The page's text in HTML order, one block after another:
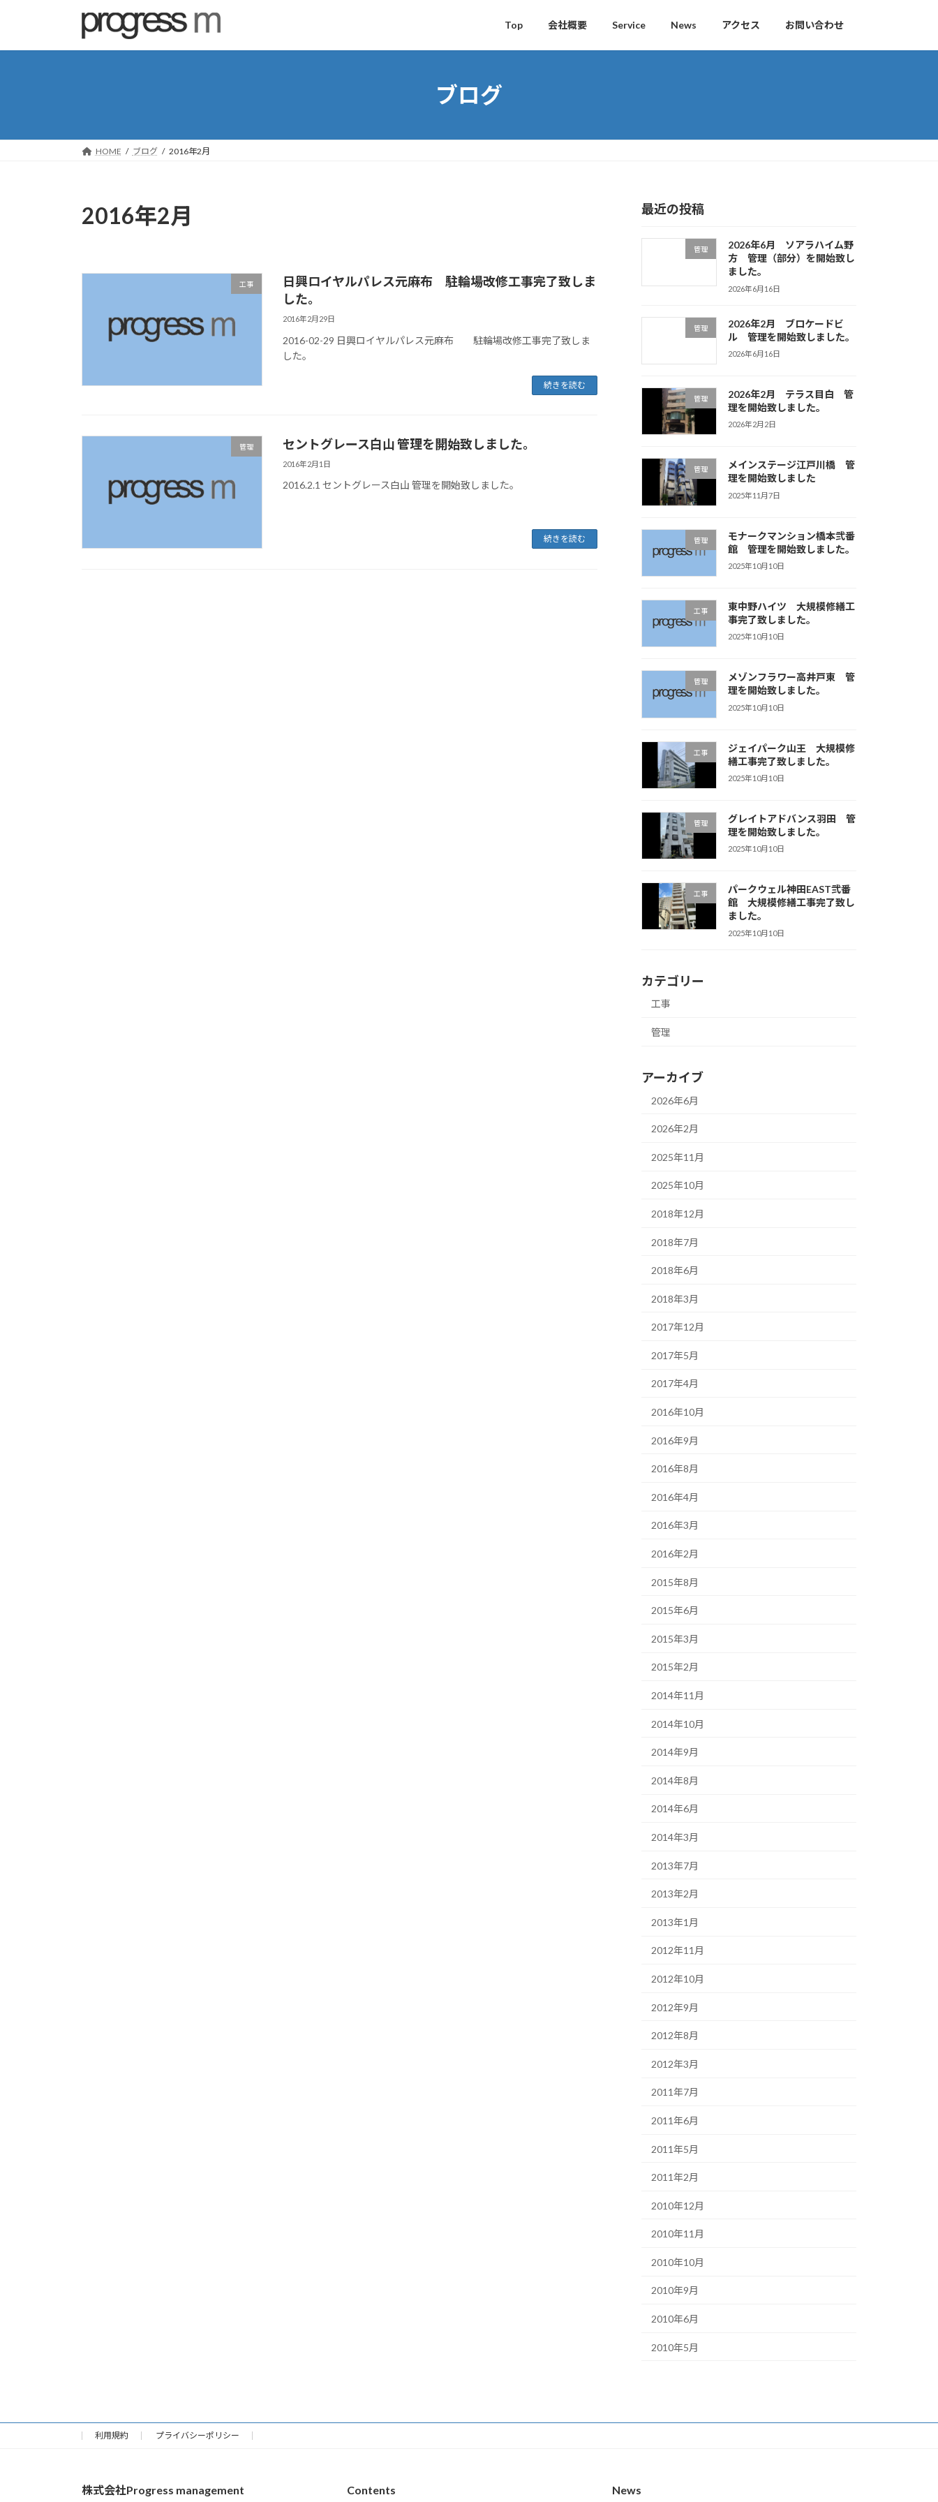
ッ
移
Top 会社概要 Service News アクセス お問い合わせ
ブログ
HOME ブログ 2016年2月
2016年2月
工事
日興ロイヤルパレス元麻布 駐輪場改修工事完了致しま
した。
2016年2月29日
2016-02-29 日興ロイヤルパレス元麻布 駐輪場改修工事完了致しま
した。
続きを読む
管理 セントグレース白山 管理を開始致しました。
2016年2月1日
2016.2.1 セントグレース白山 管理を開始致しました。
続きを読む
最近の投稿
管理
2026年6月 ソアラハイム野
方 管理（部分）を開始致し
ました。
2026年6月16日
管理
2026年2月 ブロケードビ
ル 管理を開始致しました。
2026年6月16日
管理
2026年2月 テラス目白 管
理を開始致しました。
2026年2月2日
管理
メインステージ江戸川橋 管
理を開始致しました
2025年11月7日
管理
モナークマンション橋本弐番
館 管理を開始致しました。
2025年10月10日
工事
東中野ハイツ 大規模修繕工
事完了致しました。
2025年10月10日
管理
メゾンフラワー高井戸東 管
理を開始致しました。
2025年10月10日
工事
ジェイパーク山王 大規模修
繕工事完了致しました。
2025年10月10日
管理
グレイトアドバンス羽田 管
理を開始致しました。
2025年10月10日
工事
パークウェル神田EAST弐番
館 大規模修繕工事完了致し
ました。
2025年10月10日
カテゴリー
工事
管理
アーカイブ
2026年6月
2026年2月
2025年11月
2025年10月
2018年12月
2018年7月
2018年6月
2018年3月
2017年12月
2017年5月
2017年4月
2016年10月
2016年9月
2016年8月
2016年4月
2016年3月
2016年2月
2015年8月
2015年6月
2015年3月
2015年2月
2014年11月
2014年10月
2014年9月
2014年8月
2014年6月
2014年3月
2013年7月
2013年2月
2013年1月
2012年11月
2012年10月
2012年9月
2012年8月
2012年3月
2011年7月
2011年6月
2011年5月
2011年2月
2010年12月
2010年11月
2010年10月
2010年9月
2010年6月
2010年5月
利用規約 プライバシーポリシー
株式会社Progress management Contents News